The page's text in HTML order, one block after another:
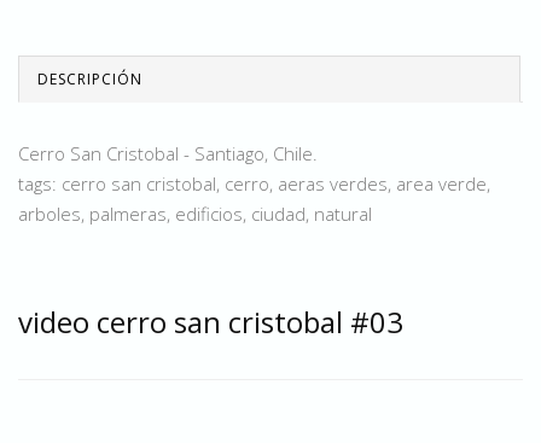
DESCRIPCIÓN
Cerro San Cristobal - Santiago, Chile.
tags: cerro san cristobal, cerro, aeras verdes, area verde,
arboles, palmeras, edificios, ciudad, natural
video cerro san cristobal #03